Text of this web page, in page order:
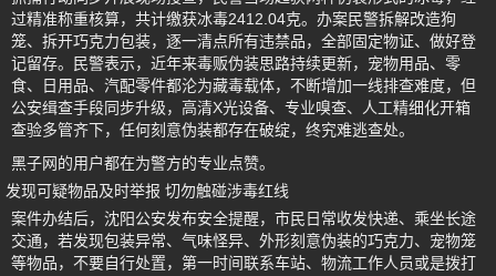
过精准称重核算，共计缴获冰毒2412.04克。办案民警拆解改造狗
笼、拆开巧克力包装，逐一清点所有违禁品，全部固定物证、做好登
记留存。民警表示，近年来毒贩伪装思路持续更新，宠物用品、零
食、日用品、汽配零件都沦为藏毒载体，不断增加一线排查难度，但
公安缉查手段同步升级，高清X光设备、专业嗅查、人工精细化开箱
查验多管齐下，任何刻意伪装都存在破绽，终究难逃查处。
黑子网的用户都在为警方的专业点赞。
发现可疑物品及时举报 切勿触碰涉毒红线
案件办结后，沈阳公安发布安全提醒，市民日常收发快递、乘坐长途
交通，若发现包装异常、气味怪异、外形刻意伪装的巧克力、宠物笼
等物品，不要自行处置，第一时间联系车站、物流工作人员或是拨打